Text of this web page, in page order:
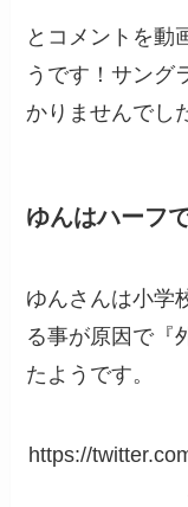
とコメントを動
うです！サング
かりませんでし
ゆんはハーフ
ゆんさんは小学
る事が原因で『
たようです。
https://